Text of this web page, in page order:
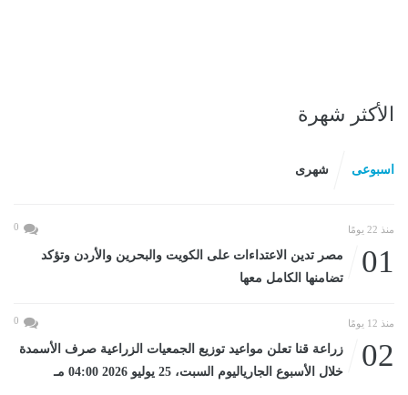
الأكثر شهرة
اسبوعى شهرى
منذ 22 يومًا 0
01
مصر تدين الاعتداءات على الكويت والبحرين والأردن وتؤكد
تضامنها الكامل معها
منذ 12 يومًا 0
02
زراعة قنا تعلن مواعيد توزيع الجمعيات الزراعية صرف الأسمدة
خلال الأسبوع الجارياليوم السبت، 25 يوليو 2026 04:00 مـ